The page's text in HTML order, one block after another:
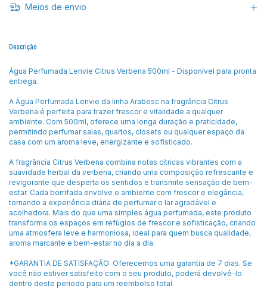
Meios de envio
Descrição
Água Perfumada Lenvie Citrus Verbena 500ml - Disponível para pronta
entrega.
A Água Perfumada Lenvie da linha Arabesc na fragrância Citrus
Verbena é perfeita para trazer frescor e vitalidade a qualquer
ambiente. Com 500ml, oferece uma longa duração e praticidade,
permitindo perfumar salas, quartos, closets ou qualquer espaço da
casa com um aroma leve, energizante e sofisticado.
A fragrância Citrus Verbena combina notas cítricas vibrantes com a
suavidade herbal da verbena, criando uma composição refrescante e
revigorante que desperta os sentidos e transmite sensação de bem-
estar. Cada borrifada envolve o ambiente com frescor e elegância,
tornando a experiência diária de perfumar o lar agradável e
acolhedora. Mais do que uma simples água perfumada, este produto
transforma os espaços em refúgios de frescor e sofisticação, criando
uma atmosfera leve e harmoniosa, ideal para quem busca qualidade,
aroma marcante e bem-estar no dia a dia.
*GARANTIA DE SATISFAÇÃO: Oferecemos uma garantia de 7 dias. Se
você não estiver satisfeito com o seu produto, poderá devolvê-lo
dentro deste periodo para um reembolso total.